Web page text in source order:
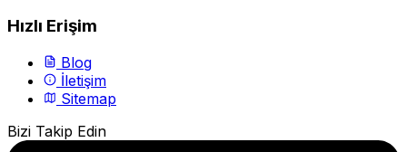
Hızlı Erişim
Blog
İletişim
Sitemap
Bizi Takip Edin